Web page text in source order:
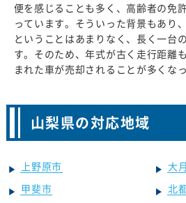
便を感じることも多く、高齢者の免
っています。そういった背景もあり
ということはあまりなく、長く一台
す。そのため、年式が古く走行距離
まれた車が売却されることが多くな
山梨県の対応地域
上野原市
大
甲斐市
北